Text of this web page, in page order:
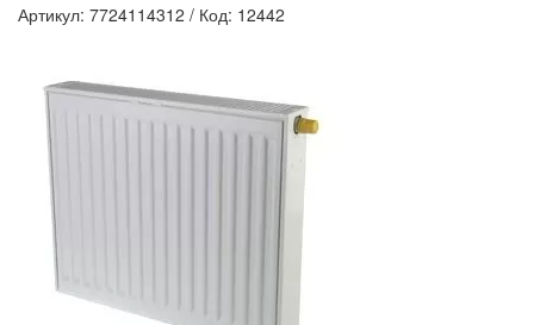
Артикул: 7724114312 / Код: 12442